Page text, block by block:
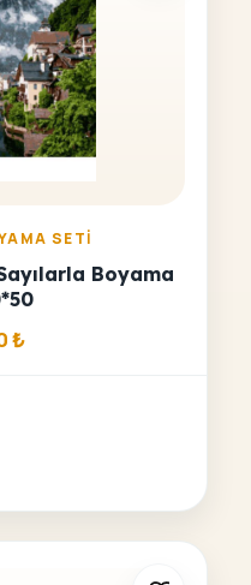
SETI
Boyama
₺